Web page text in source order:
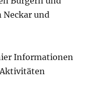
Neckar und
Informationen
Aktivitäten